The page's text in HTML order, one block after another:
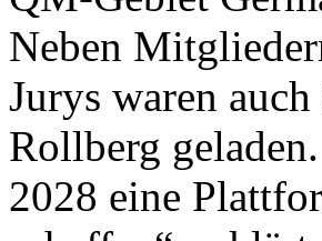
Neben
Jurys waren
Rollberg
2028 eine